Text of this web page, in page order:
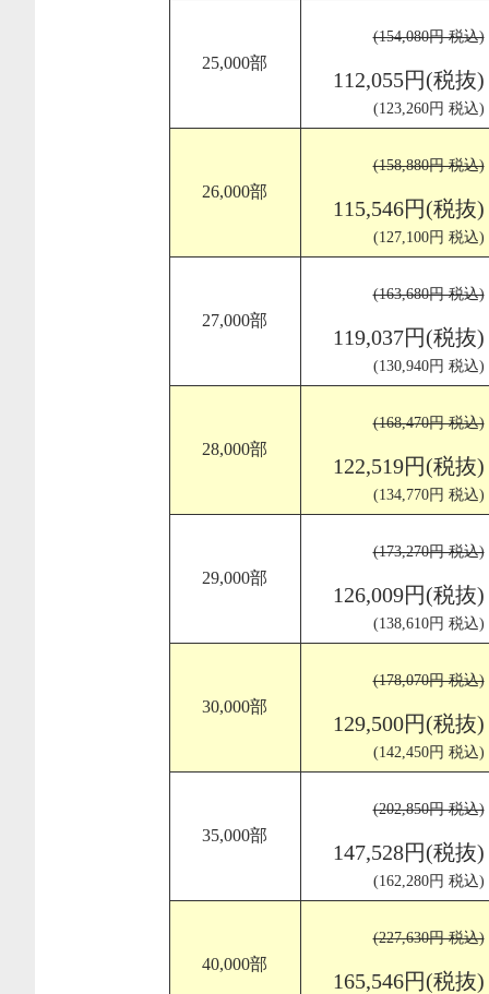
25,000部
(154,080円 税込)
112,055円(税抜)
(123,260円 税込)
26,000部
(158,880円 税込)
115,546円(税抜)
(127,100円 税込)
27,000部
(163,680円 税込)
119,037円(税抜)
(130,940円 税込)
28,000部
(168,470円 税込)
122,519円(税抜)
(134,770円 税込)
29,000部
(173,270円 税込)
126,009円(税抜)
(138,610円 税込)
30,000部
(178,070円 税込)
129,500円(税抜)
(142,450円 税込)
35,000部
(202,850円 税込)
147,528円(税抜)
(162,280円 税込)
40,000部
(227,630円 税込)
165,546円(税抜)